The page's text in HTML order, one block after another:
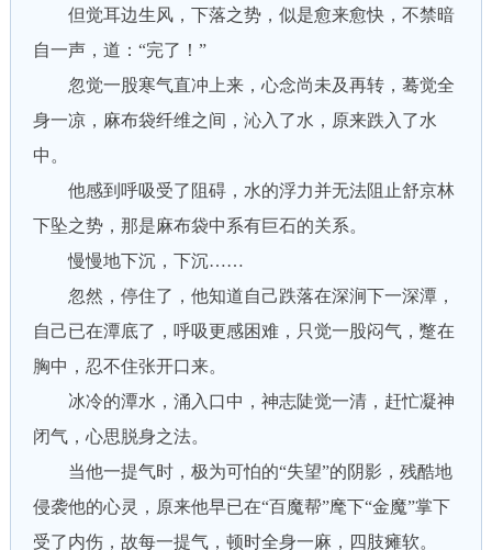
但觉耳边生风，下落之势，似是愈来愈快，不禁暗
自一声，道：“完了！”
忽觉一股寒气直冲上来，心念尚未及再转，蓦觉全
身一凉，麻布袋纤维之间，沁入了水，原来跌入了水
中。
他感到呼吸受了阻碍，水的浮力并无法阻止舒京林
下坠之势，那是麻布袋中系有巨石的关系。
慢慢地下沉，下沉……
忽然，停住了，他知道自己跌落在深涧下一深潭，
自己已在潭底了，呼吸更感困难，只觉一股闷气，蹩在
胸中，忍不住张开口来。
冰冷的潭水，涌入口中，神志陡觉一清，赶忙凝神
闭气，心思脱身之法。
当他一提气时，极为可怕的“失望”的阴影，残酷地
侵袭他的心灵，原来他早已在“百魔帮”麾下“金魔”掌下
受了内伤，故每一提气，顿时全身一麻，四肢瘫软。